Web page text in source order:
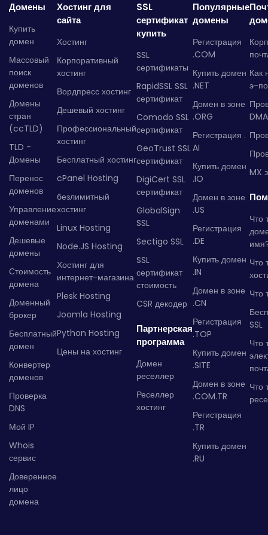
Домены
Купить
домен
Массовый
поиск
доменов
Домены
стран
(ccTLD)
TLD -
Домены
Перенос
доменов
Управление
доменами
Дешевые
домены
Стоимость
домена
Доменный
брокер
Бесплатный
домен
Конвертер
доменов
Проверка
DNS
Мой IP
Whois
сервис
Доверенное
лицо
домена
Хостинг для
сайта
Хостинг
Корпоративный
хостинг
Вордпресс хостинг
Дешевый хостинг
Профессиональный
хостинг
Бесплатный хостинг
cPanel Hosting
безлимитный
хостинг
Linux Hosting
Node.JS Hosting
Хостинг для
интернет-магазина
Plesk Hosting
Joomla Hosting
Python Hosting
Цены на хостинг
SSL
сертификат
купить
SSL
сертификаты
RapidSSL SSL
сертификат
Comodo SSL
сертификат
GeoTrust SSL
сертификат
DigiCert SSL
сертификат
GlobalSign
SSL
Sectigo SSL
SSL
сертификат
стоимость
CSR декодер
Партнерская
программа
Домен
реселлер
Реселлер
хостинг
Популярные
домены
Регистрация
.COM
Купить домен
.NET
Домен в зоне
.ORG
Регистрация .
AI
Купить домен
.IO
Домен в зоне
.US
Регистрация
.DE
Купить домен
.IN
Домен в зоне
.CN
Регистрация
.TOP
Купить домен
.SITE
Домен в зоне
.COM.TR
Регистрация
.TR
Купить домен
.RU
Как
э-
MX
Что
Что
Что
SSL
Что
Что